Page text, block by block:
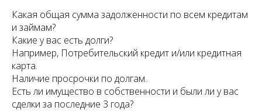
Какая общая сумма задолженности по всем кредитам
и займам?
Какие у вас есть долги?
Например, Потребительский кредит и/или кредитная
карта.
Наличие просрочки по долгам.
Есть ли имущество в собственности и были ли у вас
сделки за последние 3 года?